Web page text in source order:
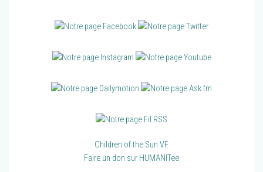
Children of the Sun VF
Faire un don sur HUMANITee